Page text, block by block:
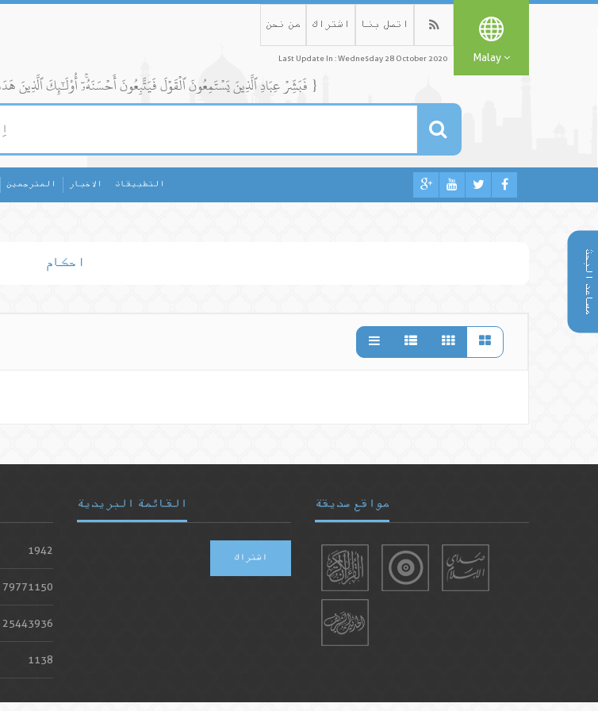
مساعد البحث
من نحن اشتراك اتصل بنا
Last Update In : Wednesday 28 October 2020 Malay
{ فَبَشِّرۡ عِبَادِ ٱلَّذِينَ يَسۡتَمِعُونَ ٱلۡقَوۡلَ فَيَتَّبِعُونَ أَحۡسَنَهُۥٓۚ أُوْلَٰٓئِكَ ٱلَّذِينَ هَدَىٰهُمُ ٱللَّهُۖ وَأُوْلَٰٓئِكَ هُمۡ أُوْلُواْ ٱلۡأَلۡبَٰبِ }
المترجمين الاخبار التطبيقات
احکام
1942
79771150
25443936
1138
القائمة البريدية
اشتراك
مواقع صديقة